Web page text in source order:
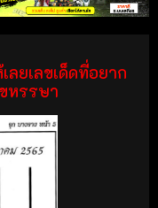
ยเลขเด็ดที่อยาก
หรรษา